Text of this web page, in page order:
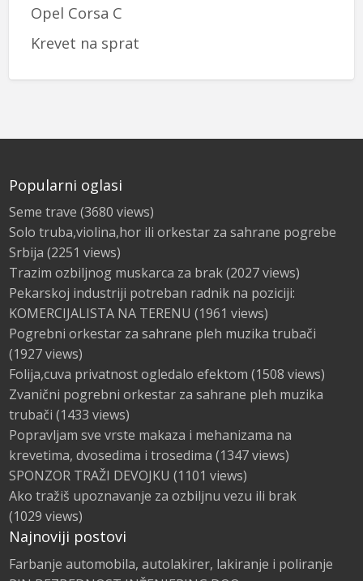
Opel Corsa C
Krevet na sprat
Popularni oglasi
Seme trave (3680 views)
Solo truba,violina,hor ili orkestar za sahrane pogrebe
Srbija (2251 views)
Trazim ozbiljnog muskarca za brak(2027 views)
Pekarskoj industriji potreban radnik na poziciji:
KOMERCIJALISTA NA TERENU (1961 views)
Pogrebni orkestar za sahrane pleh muzika trubači
(1927 views)
Folija,cuva privatnost ogledalo efektom (1508 views)
Zvanični pogrebni orkestar za sahrane pleh muzika
trubači (1433 views)
Popravljam sve vrste makaza i mehanizama na
krevetima, dvosedima i trosedima (1347 views)
SPONZOR TRAŽI DEVOJKU (1101 views)
Ako tražiš upoznavanje za ozbiljnu vezu ili brak
(1029 views)
Najnoviji postovi
Farbanje automobila, autolakirer, lakiranje i poliranje